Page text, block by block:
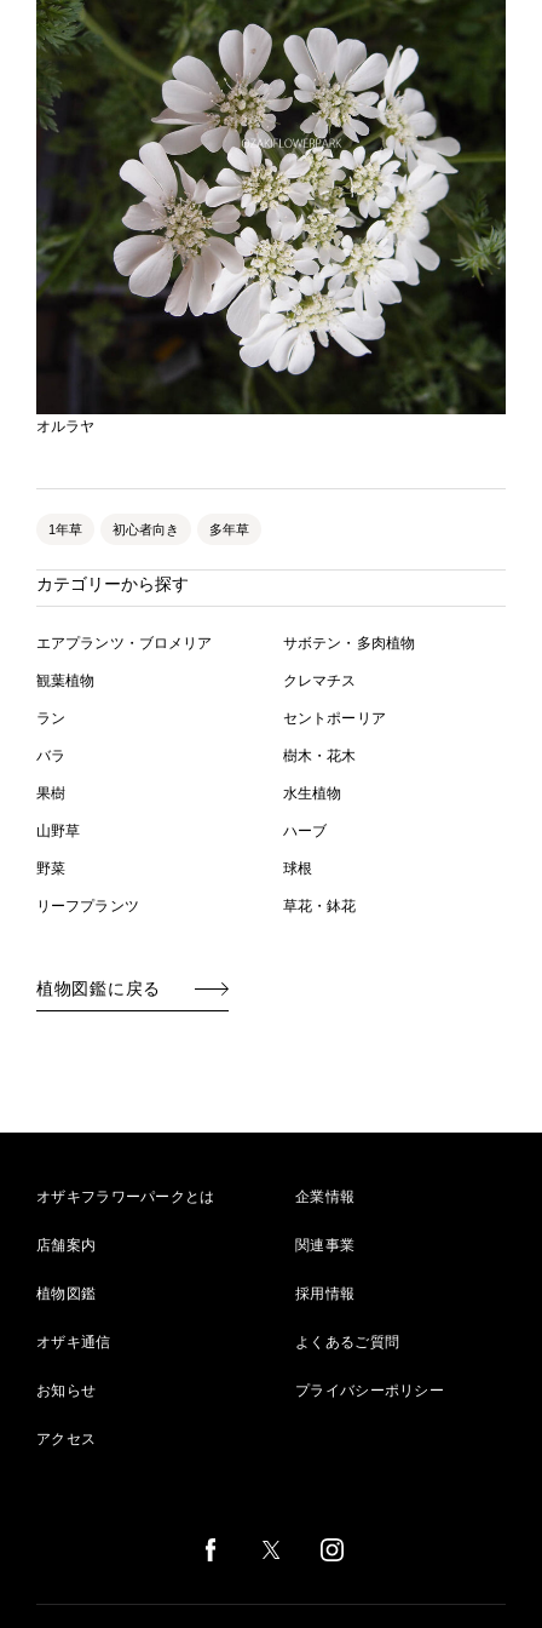
オルラヤ
1年草 初心者向き 多年草
カテゴリーから探す
エアプランツ・ブロメリア サボテン・多肉植物
観葉植物 クレマチス
ラン セントポーリア
バラ 樹木・花木
果樹 水生植物
山野草 ハーブ
野菜 球根
リーフプランツ 草花・鉢花
植物図鑑に戻る
オザキフラワーパークとは
店舗案内
植物図鑑
オザキ通信
お知らせ
アクセス
企業情報
関連事業
採用情報
よくあるご質問
プライバシーポリシー